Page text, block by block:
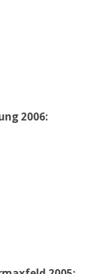
2006: